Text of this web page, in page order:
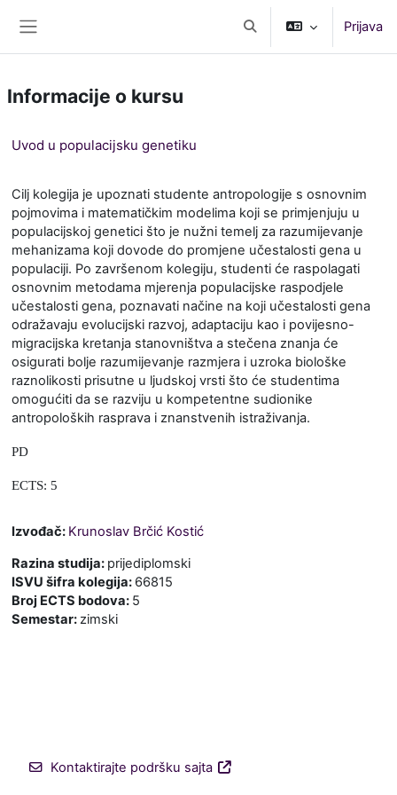
Uključi/isključi polje za
Prijava
Informacije o kursu
Uvod u populacijsku genetiku
Cilj kolegija je upoznati studente antropologije s osnovnim
pojmovima i matematičkim modelima koji se primjenjuju u
populacijskoj genetici što je nužni temelj za razumijevanje
mehanizama koji dovode do promjene učestalosti gena u
populaciji. Po završenom kolegiju, studenti će raspolagati
osnovnim metodama mjerenja populacijske raspodjele
učestalosti gena, poznavati načine na koji učestalosti gena
odražavaju evolucijski razvoj, adaptaciju kao i povijesno-
migracijska kretanja stanovništva a stečena znanja će
osigurati bolje razumijevanje razmjera i uzroka biološke
raznolikosti prisutne u ljudskoj vrsti što će studentima
omogućiti da se razviju u kompetentne sudionike
antropoloških rasprava i znanstvenih istraživanja.
PD
ECTS: 5
Izvođač: Krunoslav Brčić Kostić
Razina studija: prijediplomski
ISVU šifra kolegija: 66815
Broj ECTS bodova: 5
Semestar:zimski
Kontaktirajte podršku sajta